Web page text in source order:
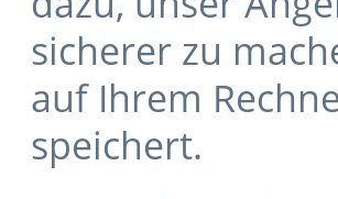
sicherer zu
auf Ihrem
speichert.